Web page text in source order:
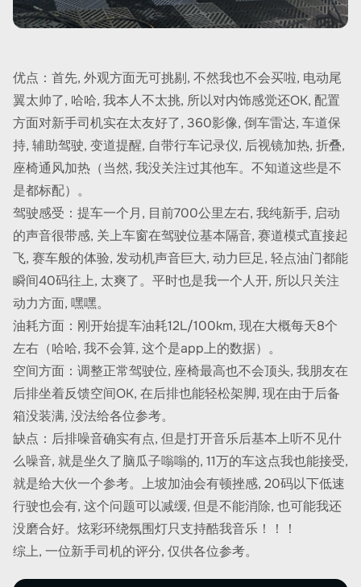
优点：首先, 外观方面无可挑剔, 不然我也不会买啦, 电动尾
翼太帅了, 哈哈, 我本人不太挑, 所以对内饰感觉还OK, 配置
方面对新手司机实在太友好了, 360影像, 倒车雷达, 车道保
持, 辅助驾驶, 变道提醒, 自带行车记录仪, 后视镜加热, 折叠,
座椅通风加热（当然, 我没关注过其他车。不知道这些是不
是都标配）。
驾驶感受：提车一个月, 目前700公里左右, 我纯新手, 启动
的声音很带感, 关上车窗在驾驶位基本隔音, 赛道模式直接起
飞, 赛车般的体验, 发动机声音巨大, 动力巨足, 轻点油门都能
瞬间40码往上, 太爽了。平时也是我一个人开, 所以只关注
动力方面, 嘿嘿。
油耗方面：刚开始提车油耗12L/100km, 现在大概每天8个
左右（哈哈, 我不会算, 这个是app上的数据）。
空间方面：调整正常驾驶位, 座椅最高也不会顶头, 我朋友在
后排坐着反馈空间OK, 在后排也能轻松架脚, 现在由于后备
箱没装满, 没法给各位参考。
缺点：后排噪音确实有点, 但是打开音乐后基本上听不见什
么噪音, 就是坐久了脑瓜子嗡嗡的, 11万的车这点我也能接受,
就是给大伙一个参考。上坡加油会有顿挫感, 20码以下低速
行驶也会有, 这个问题可以减缓, 但是不能消除, 也可能我还
没磨合好。炫彩环绕氛围灯只支持酷我音乐！！！
综上, 一位新手司机的评分, 仅供各位参考。